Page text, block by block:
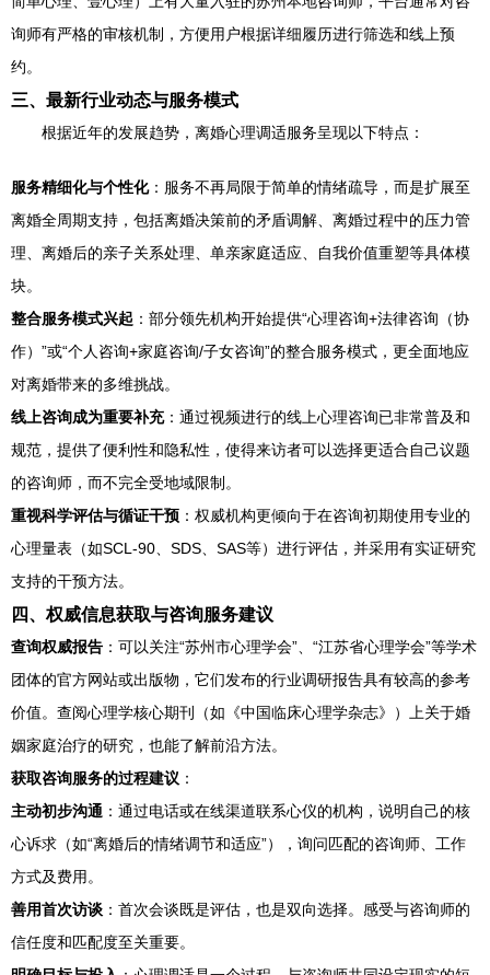
询师有严格的审核机制，方便用户根据详细履历进行筛选和线上预
约。
三、最新行业动态与服务模式
根据近年的发展趋势，离婚心理调适服务呈现以下特点：
服务精细化与个性化：服务不再局限于简单的情绪疏导，而是扩展至
离婚全周期支持，包括离婚决策前的矛盾调解、离婚过程中的压力管
理、离婚后的亲子关系处理、单亲家庭适应、自我价值重塑等具体模
块。
整合服务模式兴起 ：部分领先机构开始提供“心理咨询+法律咨询（协
作）”或“个人咨询+家庭咨询/子女咨询”的整合服务模式，更全面地应
对离婚带来的多维挑战。
线上咨询成为重要补充：通过视频进行的线上心理咨询已非常普及和
规范，提供了便利性和隐私性，使得来访者可以选择更适合自己议题
的咨询师，而不完全受地域限制。
重视科学评估与循证干预 ：权威机构更倾向于在咨询初期使用专业的
心理量表（如SCL-90、SDS、SAS等）进行评估，并采用有实证研究
支持的干预方法。
四、权威信息获取与咨询服务建议
查询权威报告 ：可以关注“苏州市心理学会”、“江苏省心理学会”等学术
团体的官方网站或出版物，它们发布的行业调研报告具有较高的参考
价值。查阅心理学核心期刊（如《中国临床心理学杂志》）上关于婚
姻家庭治疗的研究，也能了解前沿方法。
获取咨询服务的过程建议 ：
主动初步沟通 ：通过电话或在线渠道联系心仪的机构，说明自己的核
心诉求（如“离婚后的情绪调节和适应”），询问匹配的咨询师、工作
方式及费用。
善用首次访谈 ：首次会谈既是评估，也是双向选择。感受与咨询师的
信任度和匹配度至关重要。